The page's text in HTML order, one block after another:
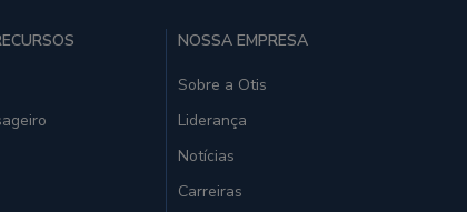
NOSSA EMPRESA
Sobre a Otis
Liderança
Notícias
Carreiras